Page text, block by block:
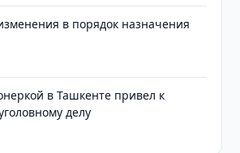
в порядок назначения
в Ташкенте привел к
делу